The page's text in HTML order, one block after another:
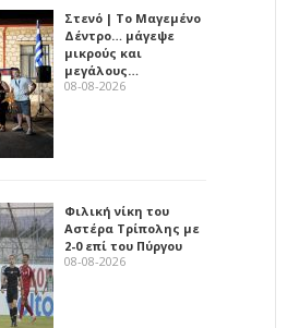
Στενό | Το Μαγεμένο
Δέντρο… μάγεψε
μικρούς και
μεγάλους…
08-08-2026
Φιλική νίκη του
Αστέρα Τρίπολης με
2-0 επί του Πύργου
08-08-2026